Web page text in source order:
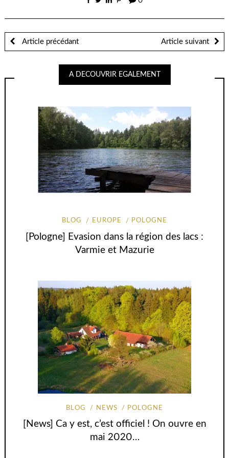
Article précédant Article suivant
A DECOUVRIR EGALEMENT
BLOG EUROPE POLOGNE
[Pologne] Evasion dans la région des lacs :
Varmie et Mazurie
BLOG NEWS POLOGNE
[News] Ca y est, c’est officiel ! On ouvre en
mai 2020…